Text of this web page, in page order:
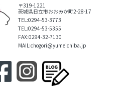
〒319-1221
茨城県日立市おおみか町2-28-17
TEL:0294-53-3773
TEL:0294-53-5355
FAX:0294-32-7130
MAIL:chogori@yumeichiba.jp